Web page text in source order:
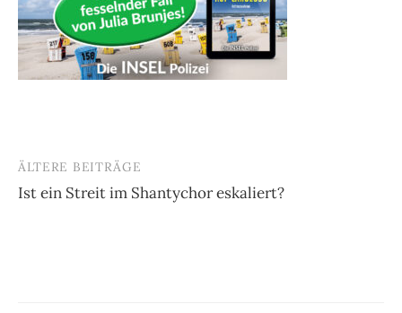
Beitragsnavigation
ÄLTERE BEITRÄGE
Ist ein Streit im Shantychor eskaliert?